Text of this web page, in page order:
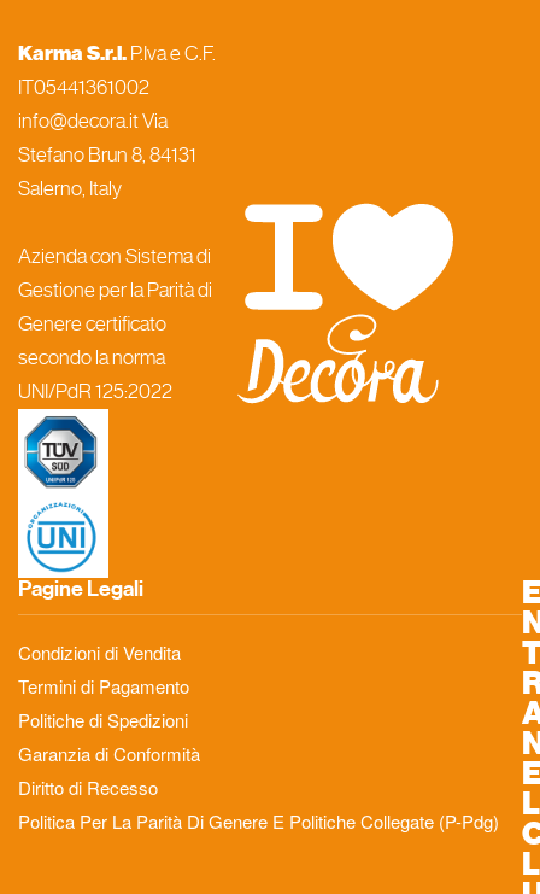
Karma S.r.l. P.Iva e C.F.
IT05441361002
info@decora.it Via
Stefano Brun 8, 84131
Salerno, Italy
Azienda con Sistema di
Gestione per la Parità di
Genere certificato
secondo la norma
UNI/PdR 125:2022
Pagine Legali
Condizioni di Vendita
Termini di Pagamento
Politiche di Spedizioni
Garanzia di Conformità
Diritto di Recesso
Politica Per La Parità Di Genere E Politiche Collegate (P-Pdg)
L
L